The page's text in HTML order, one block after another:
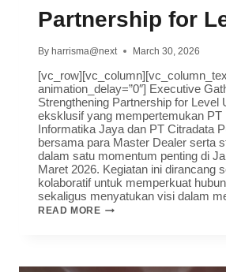
Partnership for
By harrisma@next March 30, 2026
animation_delay=”0″] Executive
Strengthening Partnership for Level
eksklusif yang mempertemukan PT
Informatika Jaya dan PT Citradata
bersama para Master Dealer serta
dalam satu momentum penting di
Maret 2026. Kegiatan ini dirancang
kolaboratif untuk memperkuat
sekaligus menyatukan visi dalam
READ MORE